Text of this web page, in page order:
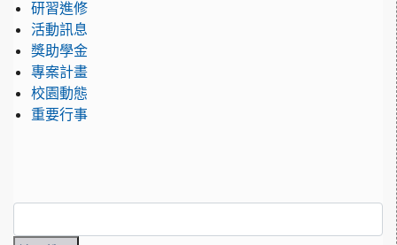
研習進修
活動訊息
獎助學金
專案計畫
校園動態
重要行事